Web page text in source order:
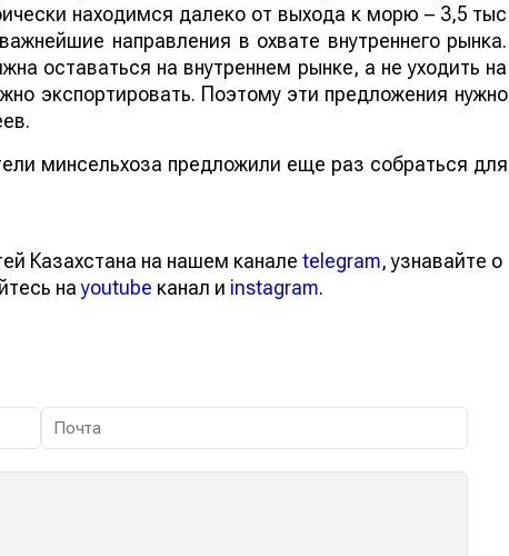
находимся далеко от выхода к морю – 3,5 тыс
направления в охвате внутреннего рынка.
оставаться на внутреннем рынке, а не уходить на
экспортировать. Поэтому эти предложения нужно
минсельхоза предложили еще раз собраться для
Казахстана на нашем канале telegram, узнавайте о
наyoutube канал и instagram.